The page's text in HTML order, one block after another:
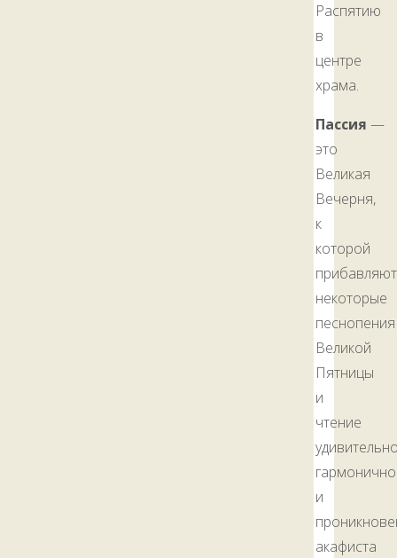
Распятию
в
центре
храма.
Пассия —
это
Великая
Вечерня,
к
которой
некоторые
песнопения
Великой
Пятницы
и
чтение
и
акафиста